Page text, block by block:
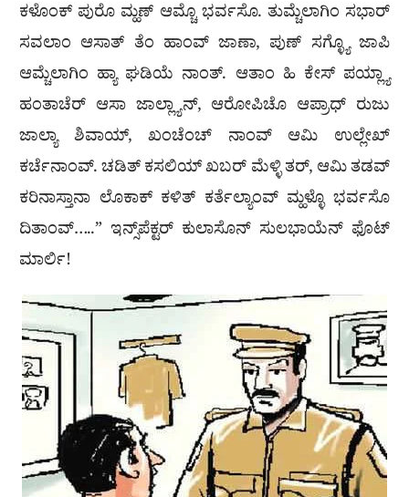
ಕಳೊಂಕ್ ಪುರೊ ಮ್ಹಣ್ ಆಮ್ಚೊ ಭರ್ವಸೊ. ತುಮ್ಚೆಲಾಗಿಂ ಸಭಾರ್
ಸವಲಾಂ ಆಸಾತ್ ತೆಂ ಹಾಂವ್ ಜಾಣಾ, ಪುಣ್ ಸಗ್ಳ್ಯೊ ಜಾಪಿ
ಆಮ್ಚೆಲಾಗಿಂ ಹ್ಯಾ ಘಡಿಯೆ ನಾಂತ್. ಆತಾಂ ಹಿ ಕೇಸ್ ಪಯ್ಲ್ಯಾ
ಹಂತಾಚೆರ್ ಆಸಾ ಜಾಲ್ಲ್ಯಾನ್, ಆರೋಪಿಚೊ ಆಪ್ರಾಧ್ ರುಜು
ಜಾಲ್ಯಾ ಶಿವಾಯ್, ಖಂಚೆಂಚ್ ನಾಂವ್ ಆಮಿ ಉಲ್ಲೇಖ್
ಕರ್ಚೆನಾಂವ್. ಚಡಿತ್ ಕಸಲಿಯ್ ಖಬರ್ ಮೆಳ್ಳಿ ತರ್, ಆಮಿ ತಡವ್
ಕರಿನಾಸ್ತಾನಾ ಲೊಕಾಕ್ ಕಳಿತ್ ಕರ್ತೆಲ್ಯಾಂವ್ ಮ್ಹಳ್ಳೊ ಭರ್ವಸೊ
ದಿತಾಂವ್…..” ಇನ್ಸ್‌ಪೆಕ್ಟರ್ ಕುಲಾಸೊನ್ ಸುಲಭಾಯೆನ್ ಫೊಟ್
ಮಾರ್ಲಿ!